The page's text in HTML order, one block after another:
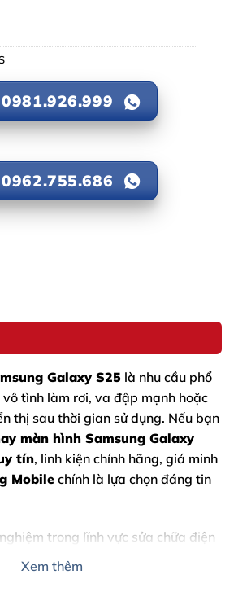
Galaxy S25 là nhu cầu phổ
tình làm rơi, va đập mạnh hoặc
thị sau thời gian sử dụng. Nếu bạn
màn hình Samsung Galaxy
tín, linh kiện chính hãng, giá minh
Mobile chính là lựa chọn đáng tin
trong lĩnh vực sửa chữa điện
sửa chữa nhanh – an toàn – tiết
Xem thêm